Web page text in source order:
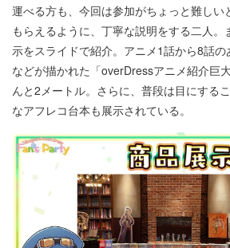
運べる方も、今回は参加がちょっと難しい
もらえるように、丁寧な説明をする二人。
示をスライドで紹介。アニメ1話から8話の
などが描かれた「overDressアニメ紹介巨
んと2メートル。さらに、普段は目にする
なアフレコ台本も展示されている。